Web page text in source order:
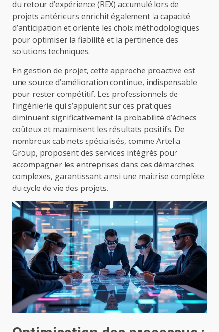
du retour d’expérience (REX) accumulé lors de
projets antérieurs enrichit également la capacité
d’anticipation et oriente les choix méthodologiques
pour optimiser la fiabilité et la pertinence des
solutions techniques.
En gestion de projet, cette approche proactive est
une source d’amélioration continue, indispensable
pour rester compétitif. Les professionnels de
l’ingénierie qui s’appuient sur ces pratiques
diminuent significativement la probabilité d’échecs
coûteux et maximisent les résultats positifs. De
nombreux cabinets spécialisés, comme Artelia
Group, proposent des services intégrés pour
accompagner les entreprises dans ces démarches
complexes, garantissant ainsi une maitrise complète
du cycle de vie des projets.